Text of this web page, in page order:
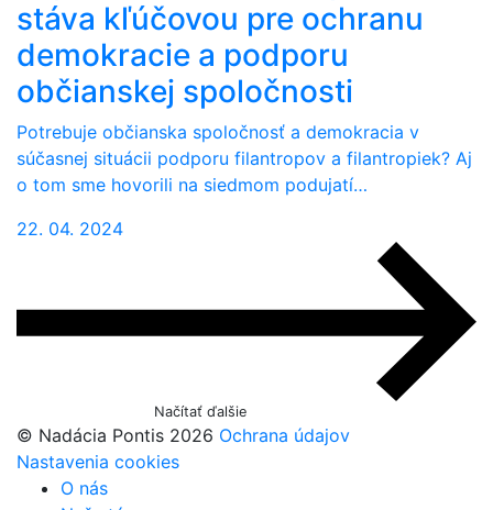
stáva kľúčovou pre ochranu
demokracie a podporu
občianskej spoločnosti
Potrebuje občianska spoločnosť a demokracia v
súčasnej situácii podporu filantropov a filantropiek? Aj
o tom sme hovorili na siedmom podujatí…
22. 04. 2024
Načítať ďalšie
© Nadácia Pontis 2026 Ochrana údajov
Nastavenia cookies
O nás